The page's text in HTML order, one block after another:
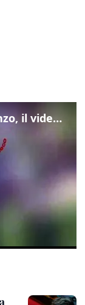
Frana lambisce le case di Auronzo, il video dall'elicottero dei vigili del fuoco